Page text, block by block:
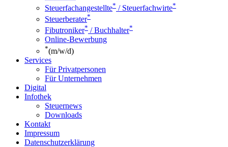
Steuerfachangestellte* / Steuerfachwirte*
Steuerberater*
Fibutroniker* / Buchhalter*
Online-Bewerbung
*(m/w/d)
Services
Für Privatpersonen
Für Unternehmen
Digital
Infothek
Steuernews
Downloads
Kontakt
Impressum
Datenschutzerklärung